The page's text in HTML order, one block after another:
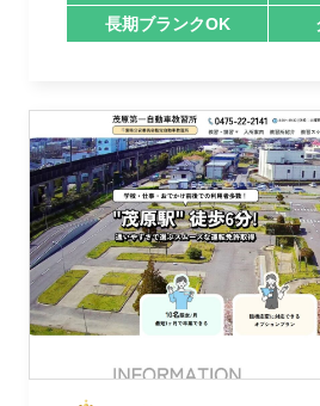
長期ブランクOK